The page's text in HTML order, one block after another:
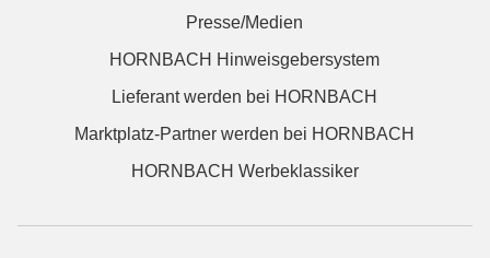
Presse/Medien
HORNBACH Hinweisgebersystem
Lieferant werden bei HORNBACH
Marktplatz-Partner werden bei HORNBACH
HORNBACH Werbeklassiker